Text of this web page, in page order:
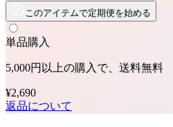
このアイテムで定期便を始める
単品購入
5,000円以上の購入で、送料無料
¥2,690
返品について